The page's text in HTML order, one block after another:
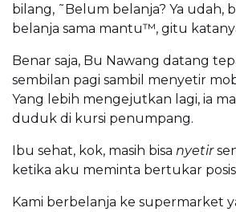
bilang, ˜Belum belanja? Ya udah,
belanja sama mantu™, gitu
Benar saja, Bu Nawang datang
sembilan pagi sambil menyetir
Yang lebih mengejutkan lagi, ia
duduk di kursi penumpang.
Ibu sehat, kok, masih bisa nyetir
ketika aku meminta bertukar
Kami berbelanja ke supermarket